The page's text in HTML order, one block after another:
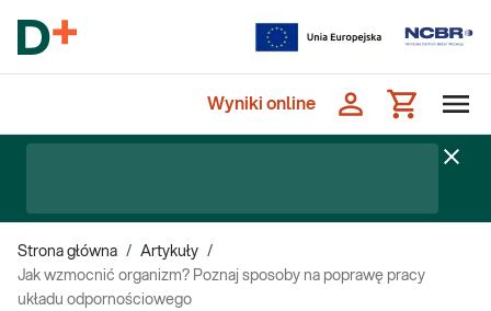
Wyniki online
Strona główna / Artykuły /
Jak wzmocnić organizm? Poznaj sposoby na poprawę pracy
układu odpornościowego